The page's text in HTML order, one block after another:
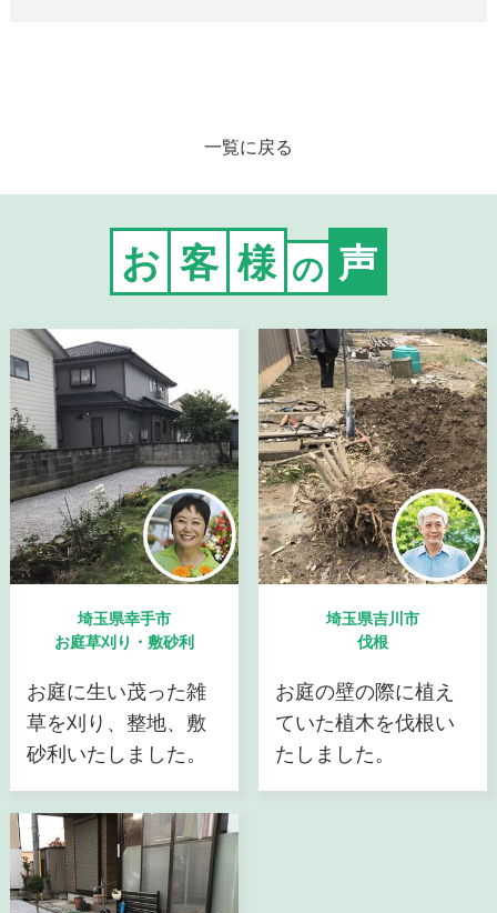
一覧に戻る
お 客 様 の 声
埼玉県幸手市
お庭草刈り・敷砂利
お庭に生い茂った雑
草を刈り、整地、敷
砂利いたしました。
埼玉県吉川市
伐根
お庭の壁の際に植え
ていた植木を伐根い
たしました。